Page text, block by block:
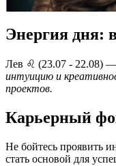
Энергия дня:
Лев ♌️ (23.07 - 22.08)
интуицию и
проектов.
Карьерный
Не бойтесь проявить
стать основой для